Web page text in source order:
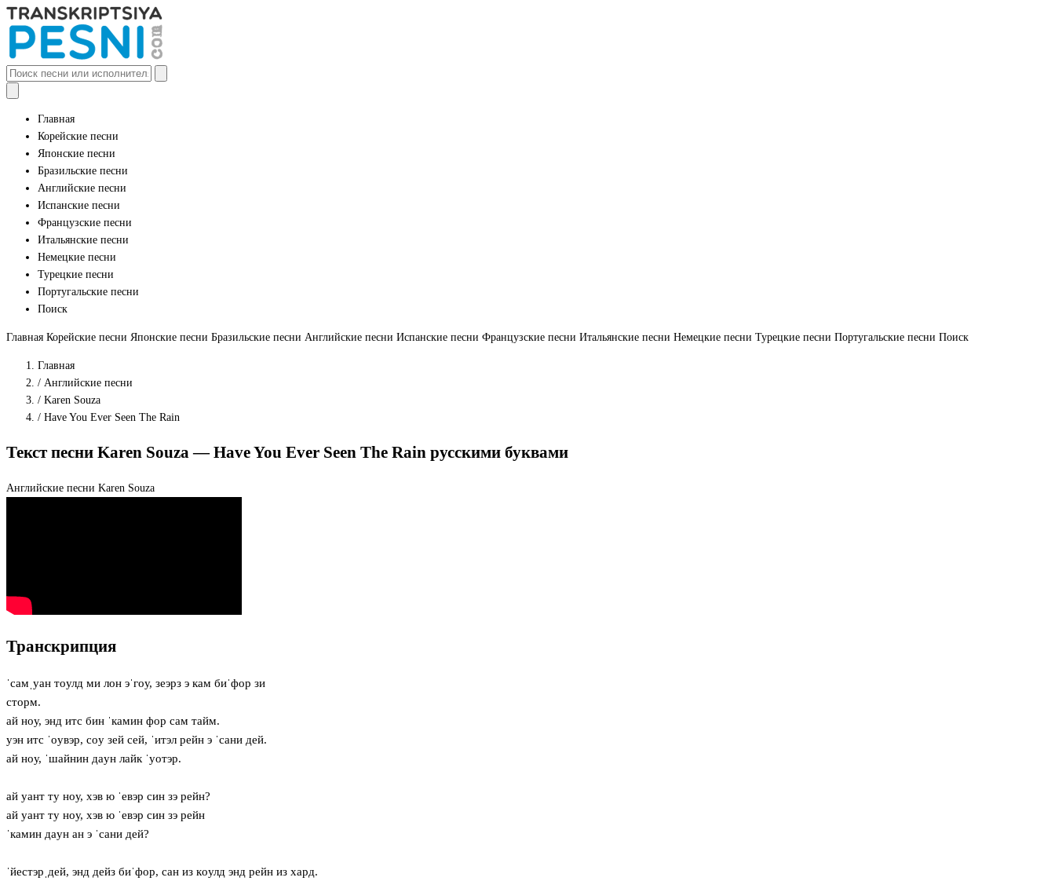
Главная
Корейские песни
Японские песни
Бразильские песни
Английские песни
Испанские песни
Французские песни
Итальянские песни
Немецкие песни
Турецкие песни
Португальские песни
Поиск
Главная Корейские песни Японские песни Бразильские песни Английские песни Испанские песни Французские песни Итальянские песни Немецкие песни Турецкие песни Португальские песни Поиск
Главная
/ Английские песни
/ Karen Souza
/ Have You Ever Seen The Rain
Текст песни Karen Souza — Have You Ever Seen The Rain русскими буквами
Английские песни Karen Souza
Транскрипция
ˈсамˌуан тoулд ми лон эˈгoу, зеэрз э кам биˈфор зи
сторм.
ай нoу, энд итс бин ˈкамин фор сам тайм.
уэн итс ˈoувэр, сoу зей сей, ˈитэл рейн э ˈсани дей.
ай нoу, ˈшайнин дaун лайк ˈуотэр.
ай уант ту нoу, хэв ю ˈевэр син зэ рейн?
ай уант ту нoу, хэв ю ˈевэр син зэ рейн
ˈкамин дaун ан э ˈсани дей?
ˈйестэрˌдей, энд дейз биˈфор, сан из кoулд энд рейн из хард.